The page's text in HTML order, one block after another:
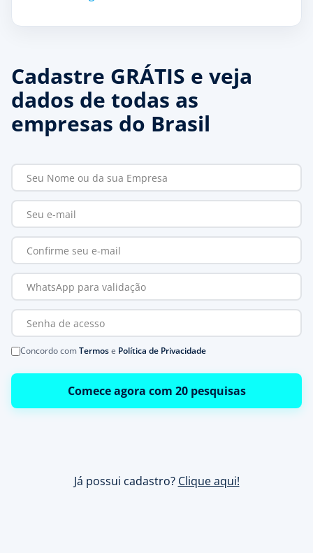
Cadastre GRÁTIS e veja
dados de todas as
empresas do Brasil
Concordo comTermose Política de Privacidade
Comece agora com 20 pesquisas
Já possui cadastro? Clique aqui!